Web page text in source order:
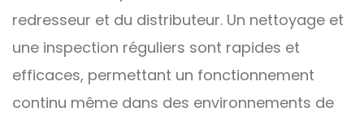
redresseur et du distributeur. Un nettoyage et
une inspection réguliers sont rapides et
efficaces, permettant un fonctionnement
continu même dans des environnements de